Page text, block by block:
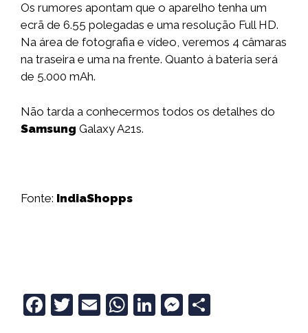
Os rumores apontam que o aparelho tenha um
ecrã de 6.55 polegadas e uma resolução Full HD.
Na área de fotografia e vídeo, veremos 4 câmaras
na traseira e uma na frente. Quanto à bateria será
de 5.000 mAh.
Não tarda a conhecermos todos os detalhes do
Samsung Galaxy A21s.
Fonte: IndiaShopps
F
T
E
W Li M